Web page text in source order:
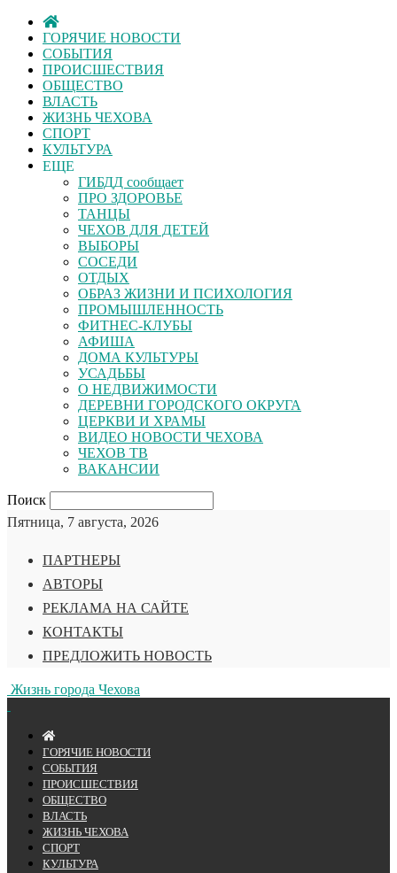
ГОРЯЧИЕ НОВОСТИ
СОБЫТИЯ
ПРОИСШЕСТВИЯ
ОБЩЕСТВО
ВЛАСТЬ
ЖИЗНЬ ЧЕХОВА
СПОРТ
КУЛЬТУРА
ЕЩЕ
ГИБДД сообщает
ПРО ЗДОРОВЬЕ
ТАНЦЫ
ЧЕХОВ ДЛЯ ДЕТЕЙ
ВЫБОРЫ
СОСЕДИ
ОТДЫХ
ОБРАЗ ЖИЗНИ И ПСИХОЛОГИЯ
ПРОМЫШЛЕННОСТЬ
ФИТНЕС-КЛУБЫ
АФИША
ДОМА КУЛЬТУРЫ
УСАДЬБЫ
О НЕДВИЖИМОСТИ
ДЕРЕВНИ ГОРОДСКОГО ОКРУГА
ЦЕРКВИ И ХРАМЫ
ВИДЕО НОВОСТИ ЧЕХОВА
ЧЕХОВ ТВ
ВАКАНСИИ
Поиск
Пятница, 7 августа, 2026
ПАРТНЕРЫ
АВТОРЫ
РЕКЛАМА НА САЙТЕ
КОНТАКТЫ
ПРЕДЛОЖИТЬ НОВОСТЬ
Жизнь города Чехова
ГОРЯЧИЕ НОВОСТИ
СОБЫТИЯ
ПРОИСШЕСТВИЯ
ОБЩЕСТВО
ВЛАСТЬ
ЖИЗНЬ ЧЕХОВА
СПОРТ
КУЛЬТУРА